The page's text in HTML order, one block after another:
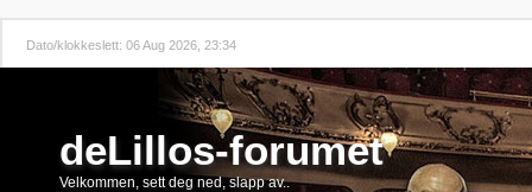
Dato/klokkeslett: 06 Aug 2026, 23:34
deLillos-forumet
Velkommen, sett deg ned, slapp av..